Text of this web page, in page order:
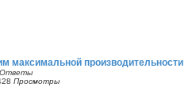
максимальной производительности
Ответы
Просмотры